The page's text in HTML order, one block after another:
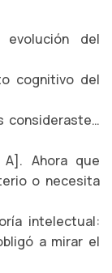
del
cognitivo del
consideraste…
A]. Ahora que
o necesita
intelectual:
a mirar el